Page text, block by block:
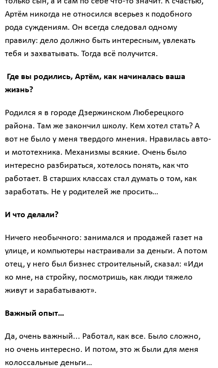
Артём никогда не относился всерьез к подобного
рода суждениям. Он всегда следовал одному
правилу: дело должно быть интересным, увлекать
тебя и захватывать. Тогда всё получится.
Где вы родились, Артём, как начиналась ваша
жизнь?
Родился я в городе Дзержинском Люберецкого
района. Там же закончил школу. Кем хотел стать? А
вот не было у меня твердого мнения. Нравилась авто-
и мототехника. Механизмы всякие. Очень было
интересно разбираться, хотелось понять, как что
работает. В старших классах стал думать о том, как
заработать. Не у родителей же просить…
И что делали?
Ничего необычного: занимался и продажей газет на
улице, и компьютеры настраивали за деньги. А потом
отец, у него был бизнес строительный, сказал: «Иди
ко мне, на стройку, посмотришь, как люди тяжело
живут и зарабатывают».
Важный опыт…
Да, очень важный... Работал, как все. Было сложно,
но очень интересно. И потом, это ж были для меня
колоссальные деньги…